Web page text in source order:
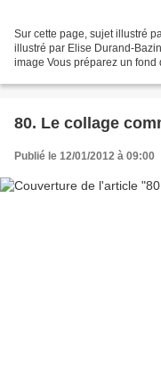
Sur cette page, sujet illustré
illustré par Elise Durand-
image Vous préparez un
80. Le collage
Publié le 12/01/2012 à 09:00